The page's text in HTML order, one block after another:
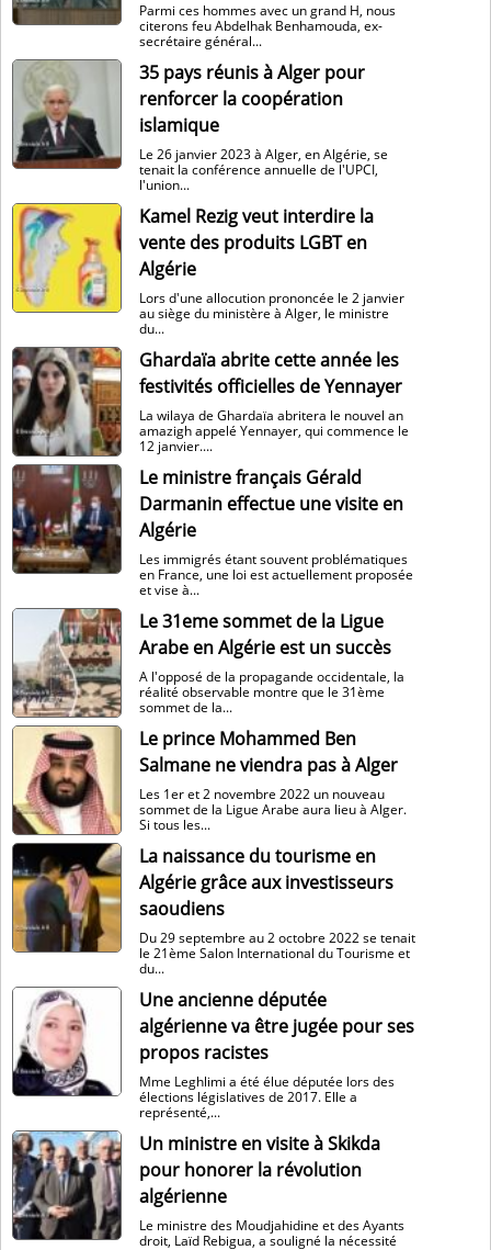
Parmi ces hommes avec un grand H, nous
citerons feu Abdelhak Benhamouda, ex-
secrétaire général...
35 pays réunis à Alger pour
renforcer la coopération
islamique
Le 26 janvier 2023 à Alger, en Algérie, se
tenait la conférence annuelle de l'UPCI,
l'union...
Kamel Rezig veut interdire la
vente des produits LGBT en
Algérie
Lors d'une allocution prononcée le 2 janvier
au siège du ministère à Alger, le ministre
du...
Ghardaïa abrite cette année les
festivités officielles de Yennayer
La wilaya de Ghardaïa abritera le nouvel an
amazigh appelé Yennayer, qui commence le
12 janvier....
Le ministre français Gérald
Darmanin effectue une visite en
Algérie
Les immigrés étant souvent problématiques
en France, une loi est actuellement proposée
et vise à...
Le 31eme sommet de la Ligue
Arabe en Algérie est un succès
A l'opposé de la propagande occidentale, la
réalité observable montre que le 31ème
sommet de la...
Le prince Mohammed Ben
Salmane ne viendra pas à Alger
Les 1er et 2 novembre 2022 un nouveau
sommet de la Ligue Arabe aura lieu à Alger.
Si tous les...
La naissance du tourisme en
Algérie grâce aux investisseurs
saoudiens
Du 29 septembre au 2 octobre 2022 se tenait
le 21ème Salon International du Tourisme et
du...
Une ancienne députée
algérienne va être jugée pour ses
propos racistes
Mme Leghlimi a été élue députée lors des
élections législatives de 2017. Elle a
représenté,...
Un ministre en visite à Skikda
pour honorer la révolution
algérienne
Le ministre des Moudjahidine et des Ayants
droit, Laïd Rebigua, a souligné la nécessité